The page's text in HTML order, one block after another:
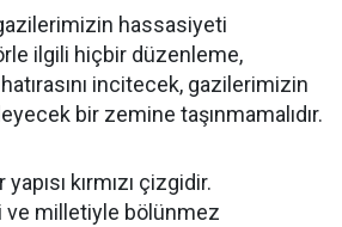
hassasiyeti
ilgili hiçbir düzenleme,
incitecek, gazilerimizin
bir zemine taşınmamalıdır.
kırmızı çizgidir.
milletiyle bölünmez